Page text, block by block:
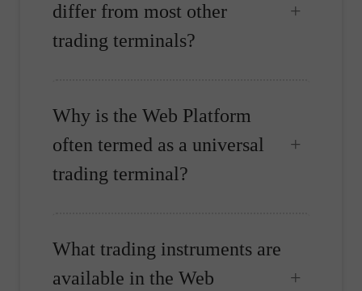
differ from most other
trading terminals?
Why is the Web Platform
often termed as a universal
trading terminal?
What trading instruments are
available in the Web